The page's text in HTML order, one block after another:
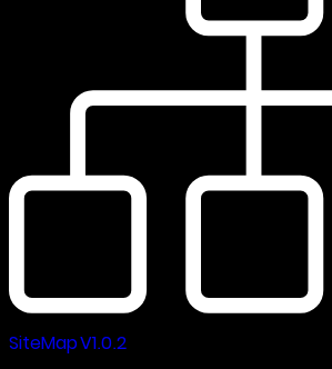
SiteMap V1.0.2